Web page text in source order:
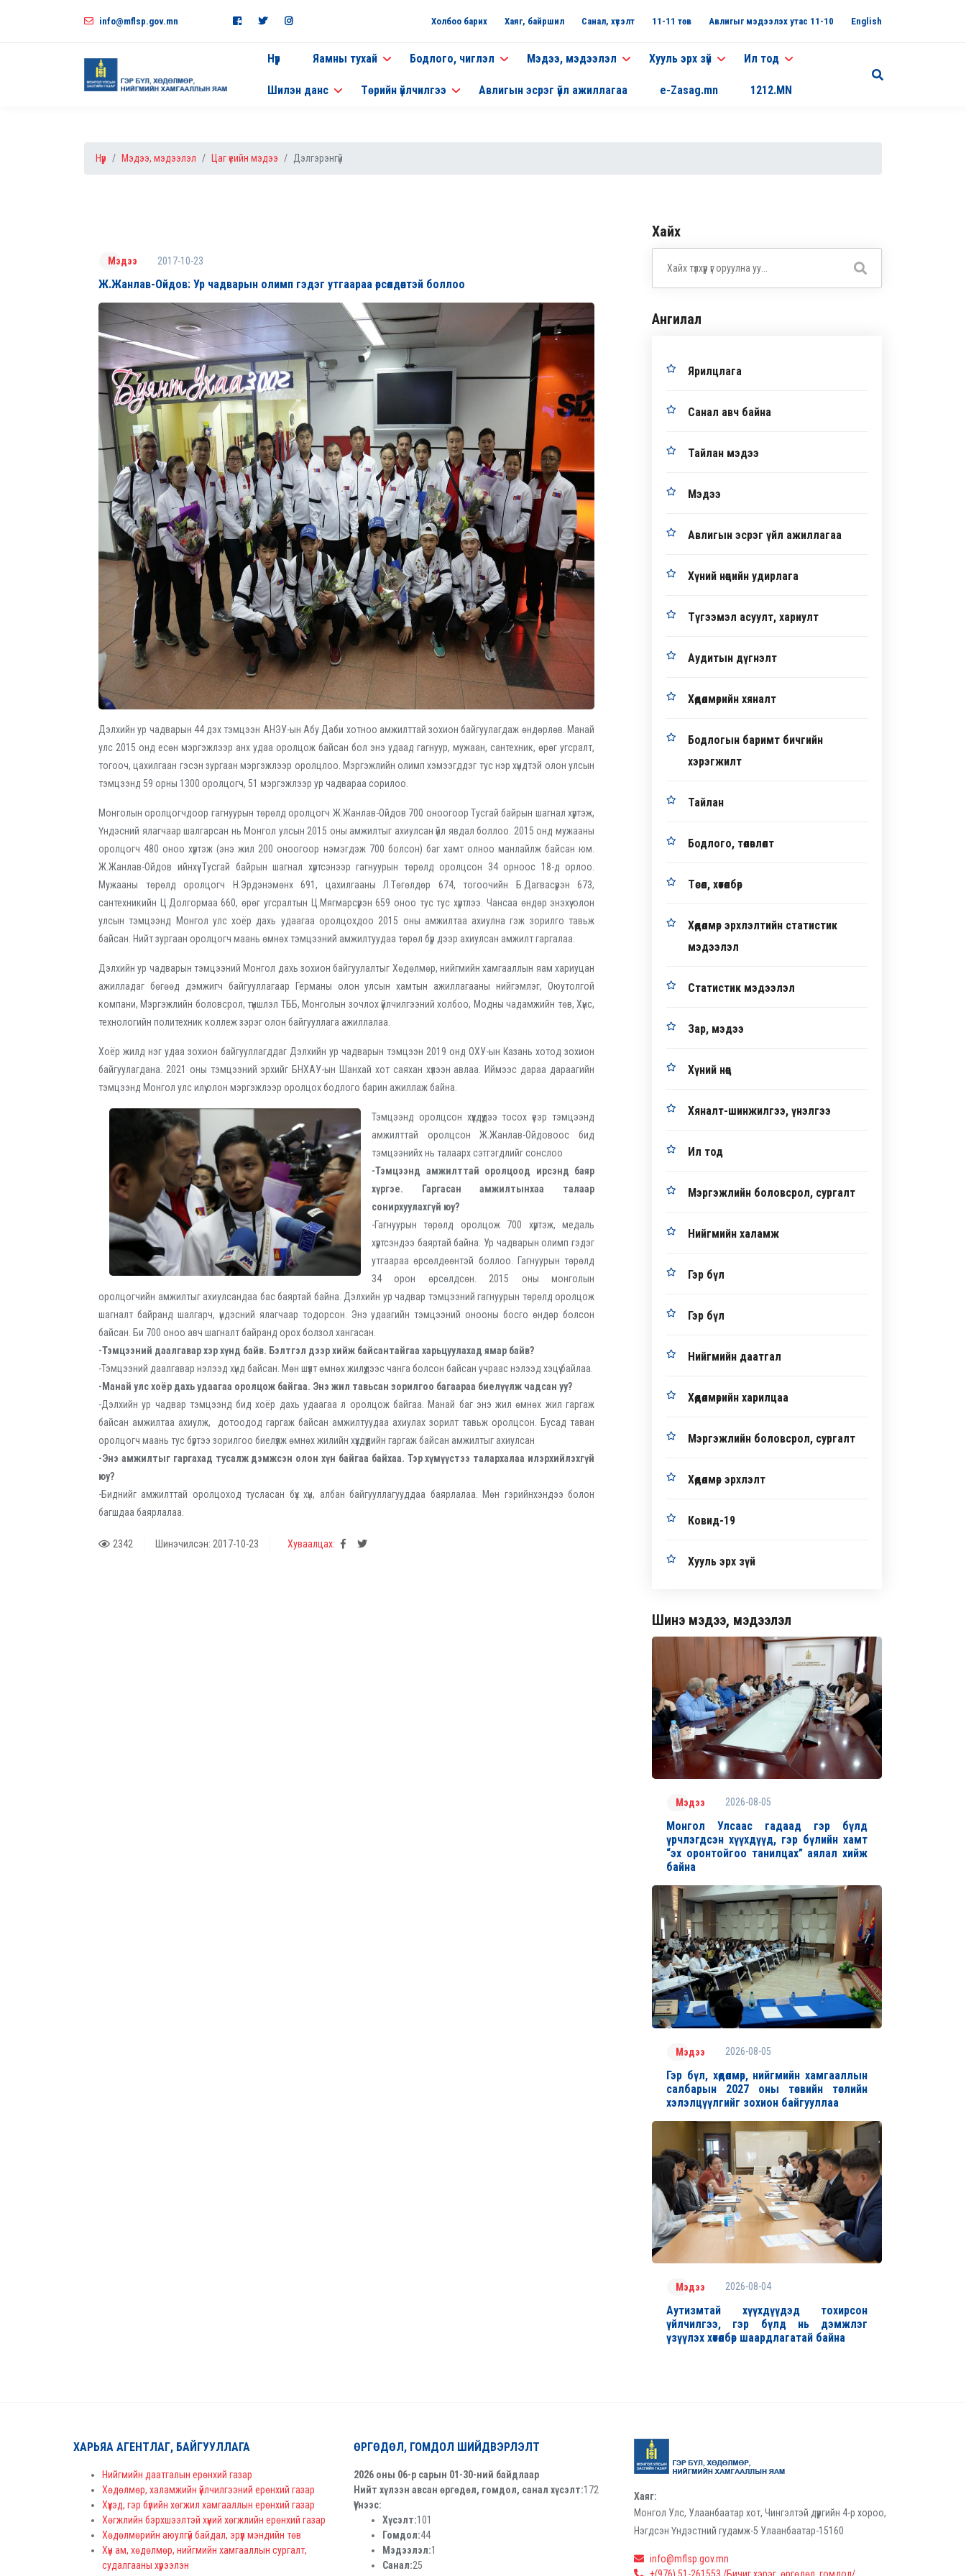
info@mflsp.gov.mn Холбоо барих Хаяг, байршил Санал, хүсэлт 11-11 төв Авлигыг мэдээлэх утас 11-10 English
Нүүр Яамны тухай Бодлого, чиглэл Мэдээ, мэдээлэл Хууль эрх зүй Ил тод
Шилэн данс Төрийн үйлчилгээ Авлигын эсрэг үйл ажиллагаа e-Zasag.mn 1212.MN
Нүүр Мэдээ, мэдээлэл Цаг үеийн мэдээ Дэлгэрэнгүй
Мэдээ 2017-10-23
Ж.Жанлав-Ойдов: Ур чадварын олимп гэдэг утгаараа өрсөлдөөнтэй боллоо
Дэлхийн ур чадварын 44 дэх тэмцээн АНЭУ-ын Абу Даби хотноо амжилттай зохион байгуулагдаж өндөрлөв. Манай
улс 2015 онд есөн мэргэжлээр анх удаа оролцож байсан бол энэ удаад гагнуур, мужаан, сантехник, өрөг угсралт,
тогооч, цахилгаан гэсэн зургаан мэргэжлээр оролцлоо. Мэргэжлийн олимп хэмээгддэг тус нэр хүндтэй олон улсын
тэмцээнд 59 орны 1300 оролцогч, 51 мэргэжлээр ур чадвараа сорилоо.
Монголын оролцогчдоор гагнуурын төрөлд оролцогч Ж.Жанлав-Ойдов 700 оноогоор Тусгай байрын шагнал хүртэж,
Үндэсний ялагчаар шалгарсан нь Монгол улсын 2015 оны амжилтыг ахиулсан үйл явдал боллоо. 2015 онд мужааны
оролцогч 480 оноо хүртэж (энэ жил 200 оноогоор нэмэгдэж 700 болсон) баг хамт олноо манлайлж байсан юм.
Ж.Жанлав-Ойдов ийнхүү Тусгай байрын шагнал хүртсэнээр гагнуурын төрөлд оролцсон 34 орноос 18-д орлоо.
Мужааны төрөлд оролцогч Н.Эрдэнэмөнх 691, цахилгааны Л.Төгөлдөр 674, тогоочийн Б.Дагвасүрэн 673,
сантехникийн Ц.Долгормаа 660, өрөг угсралтын Ц.Мягмарсүрэн 659 оноо тус тус хүртлээ. Чансаа өндөр энэхүү олон
улсын тэмцээнд Монгол улс хоёр дахь удаагаа оролцохдоо 2015 оны амжилтаа ахиулна гэж зорилго тавьж
байсан. Нийт зургаан оролцогч маань өмнөх тэмцээний амжилтуудаа төрөл бүр дээр ахиулсан амжилт гаргалаа.
Дэлхийн ур чадварын тэмцээний Монгол дахь зохион байгуулалтыг Хөдөлмөр, нийгмийн хамгааллын яам хариуцан
ажилладаг бөгөөд дэмжигч байгууллагаар Германы олон улсын хамтын ажиллагааны нийгэмлэг, Оюутолгой
компани, Мэргэжлийн боловсрол, түншлэл ТББ, Монголын зочлох үйлчилгээний холбоо, Модны чадамжийн төв, Хүнс,
технологийн политехник коллеж зэрэг олон байгууллага ажиллалаа.
Хоёр жилд нэг удаа зохион байгууллагддаг Дэлхийн ур чадварын тэмцээн 2019 онд ОХУ-ын Казань хотод зохион
байгуулагдана. 2021 оны тэмцээний эрхийг БНХАУ-ын Шанхай хот саяхан хүлээн авлаа. Иймээс дараа дараагийн
тэмцээнд Монгол улс илүү олон мэргэжлээр оролцох бодлого барин ажиллаж байна.
Тэмцээнд оролцсон хүүхдүүдээ тосох үеэр тэмцээнд
амжилттай оролцсон Ж.Жанлав-Ойдовоос бид
тэмцээнийх нь талаарх сэтгэгдлийг сонслоо
-Тэмцээнд амжилттай оролцоод ирсэнд баяр
хүргэе. Гаргасан амжилтынхаа талаар
сонирхуулахгүй юу?
-Гагнуурын төрөлд оролцож 700 хүртэж, медаль
хүртсэндээ баяртай байна. Ур чадварын олимп гэдэг
утгаараа өрсөлдөөнтэй боллоо. Гагнуурын төрөлд
34 орон өрсөлдсөн. 2015 оны монголын
оролцогчийн амжилтыг ахиулсандаа бас баяртай байна. Дэлхийн ур чадвар тэмцээний гагнуурын төрөлд оролцож
шагналт байранд шалгарч, үндэсний ялагчаар тодорсон. Энэ удаагийн тэмцээний онооны босго өндөр болсон
байсан. Би 700 оноо авч шагналт байранд орох болзол хангасан.
-Тэмцээний даалгавар хэр хүнд байв. Бэлтгэл дээр хийж байсантайгаа харьцуулахад ямар байв?
-Тэмцээний даалгавар нэлээд хүнд байсан. Мөн шүүлт өмнөх жилүүдээс чанга болсон байсан учраас нэлээд хэцүү байлаа.
-Манай улс хоёр дахь удаагаа оролцож байгаа. Энэ жил тавьсан зорилгоо багаараа биелүүлж чадсан уу?
-Дэлхийн ур чадвар тэмцээнд бид хоёр дахь удаагаа л оролцож байгаа. Манай баг энэ жил өмнөх жил гаргаж
байсан амжилтаа ахиулж, дотоодод гаргаж байсан амжилтуудаа ахиулах зорилт тавьж оролцсон. Бусад таван
оролцогч маань тус бүртээ зорилгоо биелүүлж өмнөх жилийн хүүхдүүдийн гаргаж байсан амжилтыг ахиулсан
-Энэ амжилтыг гаргахад тусалж дэмжсэн олон хүн байгаа байхаа. Тэр хүмүүстээ талархалаа илэрхийлэхгүй
юу?
-Биднийг амжилттай оролцоход тусласан бүх хүн, албан байгууллагууддаа баярлалаа. Мөн гэрийнхэндээ болон
багшдаа баярлалаа.
2342 Шинэчилсэн: 2017-10-23 Хуваалцах:
Хайх
Ангилал
Ярилцлага
Санал авч байна
Тайлан мэдээ
Мэдээ
Авлигын эсрэг үйл ажиллагаа
Хүний нөөцийн удирлага
Түгээмэл асуулт, хариулт
Аудитын дүгнэлт
Хөдөлмөрийн хяналт
Бодлогын баримт бичгийн
хэрэгжилт
Тайлан
Бодлого, төлөвлөлт
Төсөл, хөтөлбөр
Хөдөлмөр эрхлэлтийн статистик
мэдээлэл
Статистик мэдээлэл
Зар, мэдээ
Хүний нөөц
Хяналт-шинжилгээ, үнэлгээ
Ил тод
Мэргэжлийн боловсрол, сургалт
Нийгмийн халамж
Гэр бүл
Гэр бүл
Нийгмийн даатгал
Хөдөлмөрийн харилцаа
Мэргэжлийн боловсрол, сургалт
Хөдөлмөр эрхлэлт
Ковид-19
Хууль эрх зүй
Шинэ мэдээ, мэдээлэл
Мэдээ 2026-08-05
Монгол Улсаас гадаад гэр бүлд
үрчлэгдсэн хүүхдүүд, гэр бүлийн хамт
“эх оронтойгоо танилцах” аялал хийж
байна
Мэдээ 2026-08-05
Гэр бүл, хөдөлмөр, нийгмийн хамгааллын
салбарын 2027 оны төсвийн төслийн
хэлэлцүүлгийг зохион байгууллаа
Мэдээ 2026-08-04
Аутизмтай хүүхдүүдэд тохирсон
үйлчилгээ, гэр бүлд нь дэмжлэг
үзүүлэх хөтөлбөр шаардлагатай байна
ХАРЬЯА АГЕНТЛАГ, БАЙГУУЛЛАГА
Нийгмийн даатгалын ерөнхий газар
Хөдөлмөр, халамжийн үйлчилгээний ерөнхий газар
Хүүхэд, гэр бүлийн хөгжил хамгааллын ерөнхий газар
Хөгжлийн бэрхшээлтэй хүний хөгжлийн ерөнхий газар
Хөдөлмөрийн аюулгүй байдал, эрүүл мэндийн төв
Хүн ам, хөдөлмөр, нийгмийн хамгааллын сургалт,
судалгааны хүрээлэн
ӨРГӨДӨЛ, ГОМДОЛ ШИЙДВЭРЛЭЛТ
2026 оны 06-р сарын 01-30-ний байдлаар
Нийт хүлээн авсан өргөдөл, гомдол, санал хүсэлт:172
Үүнээс:
Хүсэлт:101
Гомдол:44
Мэдээлэл:1
Санал:25
Хаяг:
Монгол Улс, Улаанбаатар хот, Чингэлтэй дүүргийн 4-р хороо,
Нэгдсэн Үндэстний гудамж-5 Улаанбаатар-15160
info@mflsp.gov.mn